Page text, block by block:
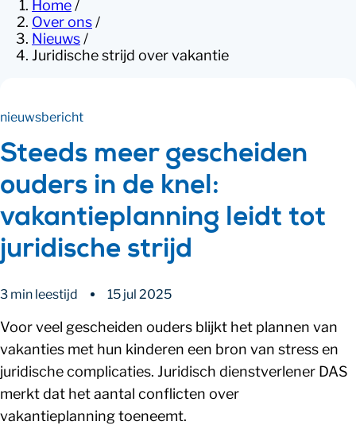
Home /
Over ons /
Nieuws /
Juridische strijd over vakantie
nieuwsbericht
Steeds meer gescheiden
ouders in de knel:
vakantieplanning leidt tot
juridische strijd
3 min leestijd 15 jul 2025
Voor veel gescheiden ouders blijkt het plannen van
vakanties met hun kinderen een bron van stress en
juridische complicaties. Juridisch dienstverlener DAS
merkt dat het aantal conflicten over
vakantieplanning toeneemt.